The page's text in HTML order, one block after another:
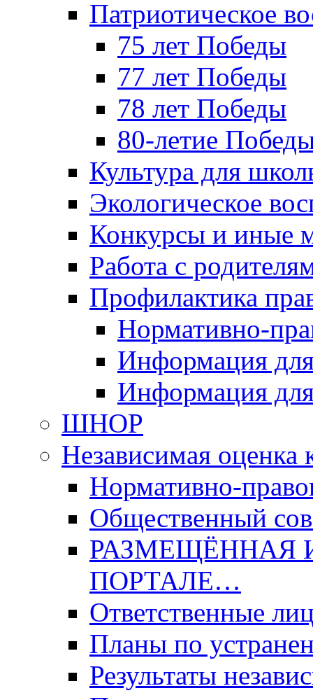
Патриотическое
75 лет Победы
77 лет Победы
78 лет Победы
80-летие
Культура для
Экологическое
Конкурсы и иные
Работа с
Профилактика
Нормативно-
Информация для
Информация
ШНОР
Независимая оценка
Нормативно-
Общественный
РАЗМЕЩЁННАЯ
ПОРТАЛЕ…
Ответственные
Планы по
Результаты